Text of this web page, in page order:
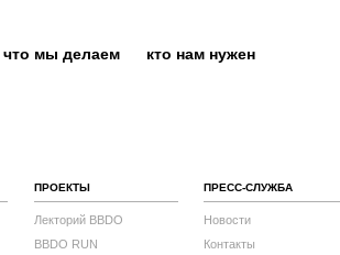
что мы делаем кто нам нужен
ПРОЕКТЫ
Лекторий BBDO
BBDO RUN
ПРЕСС-СЛУЖБА
Новости
Контакты